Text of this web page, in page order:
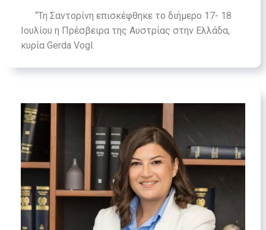
“Τη Σαντορίνη επισκέφθηκε το διήμερο 17- 18
Ιουλίου η Πρέσβειρα της Αυστρίας στην Ελλάδα,
κυρία Gerda Vogl.